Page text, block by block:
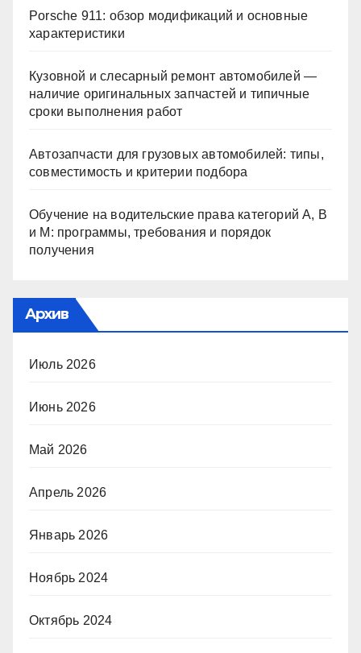
Porsche 911: обзор модификаций и основные
характеристики
Кузовной и слесарный ремонт автомобилей —
наличие оригинальных запчастей и типичные
сроки выполнения работ
Автозапчасти для грузовых автомобилей: типы,
совместимость и критерии подбора
Обучение на водительские права категорий A, B
и M: программы, требования и порядок
получения
Архив
Июль 2026
Июнь 2026
Май 2026
Апрель 2026
Январь 2026
Ноябрь 2024
Октябрь 2024